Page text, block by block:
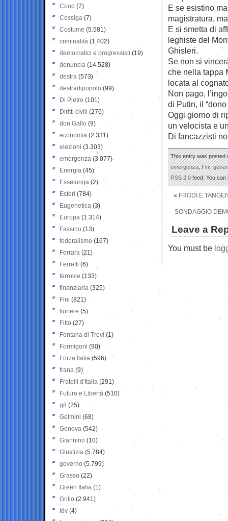
E se esistino
magistratura,
E si smetta di
leghiste del
Ghisleri.
Se non si
che nella tappa
locata al
Non pago,
di Putin, il
Oggi giorno di
un velocista e
Di fancazzisti
This entry was posted
emergenza,Fini,
RSS 2.0feed. You can
« FRODI E
SONDAGGIO
Leave a
You must be
Coop (7)
Cossiga (7)
Costume (5.581)
criminalità (1.402)
democratici e progressisti (19)
denuncia (14.528)
destra (573)
destradipopolo (99)
Di Pietro (101)
Diritti civili (276)
don Gallo (9)
economia (2.331)
elezioni (3.303)
emergenza (3.077)
Energia (45)
Esselunga (2)
Esteri (784)
Eugenetica (3)
Europa (1.314)
Fassino (13)
federalismo (167)
Ferrara (21)
Ferretti (6)
ferrovie (133)
finanziaria (325)
Fini (821)
fioriere (5)
Fitto (27)
Fontana di Trevi (1)
Formigoni (90)
Forza Italia (596)
frana (9)
Fratelli d'Italia (291)
Futuro e Libertà (510)
g8 (25)
Gelmini (68)
Genova (542)
Giannino (10)
Giustizia (5.784)
governo (5.799)
Grasso (22)
Green Italia (1)
Grillo (2.941)
Idv (4)